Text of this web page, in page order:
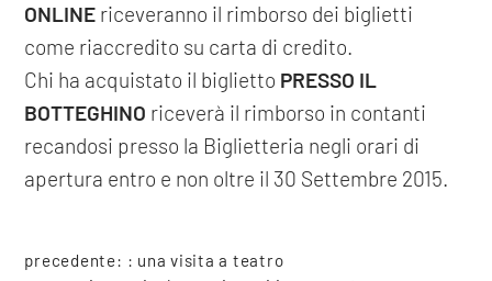
ONLINE riceveranno il rimborso dei biglietti
come riaccredito su carta di credito.
Chi ha acquistato il biglietto PRESSO IL
BOTTEGHINO riceverà il rimborso in contanti
recandosi presso la Biglietteria negli orari di
apertura entro e non oltre il 30 Settembre 2015.
precedente: : una visita a teatro